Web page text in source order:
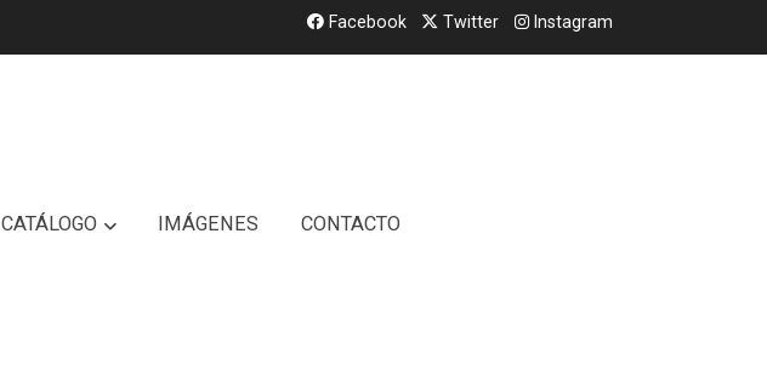
Facebook Twitter Instagram
CATÁLOGO IMÁGENES CONTACTO